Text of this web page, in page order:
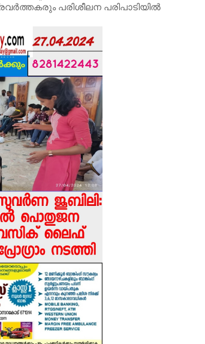
പരിശീലന പരിപാടിയിൽ